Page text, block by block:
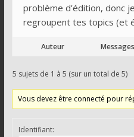
problème d’édition, donc
regroupent tes topics (et
Auteur Messages
5 sujets de 1 à 5 (sur un total de 5)
Vous devez être connecté pour
Identifiant: